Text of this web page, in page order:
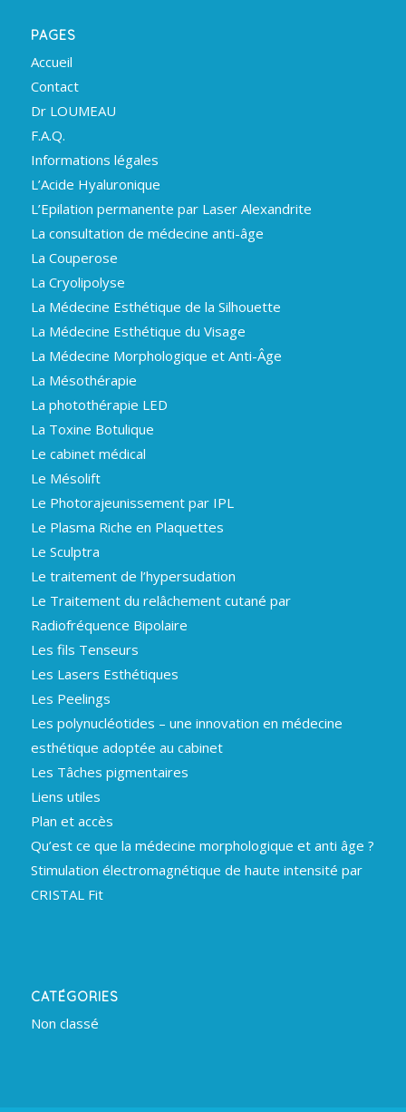
PAGES
Accueil
Contact
Dr LOUMEAU
F.A.Q.
Informations légales
L’Acide Hyaluronique
L’Epilation permanente par Laser Alexandrite
La consultation de médecine anti-âge
La Couperose
La Cryolipolyse
La Médecine Esthétique de la Silhouette
La Médecine Esthétique du Visage
La Médecine Morphologique et Anti-Âge
La Mésothérapie
La photothérapie LED
La Toxine Botulique
Le cabinet médical
Le Mésolift
Le Photorajeunissement par IPL
Le Plasma Riche en Plaquettes
Le Sculptra
Le traitement de l’hypersudation
Le Traitement du relâchement cutané par
Radiofréquence Bipolaire
Les fils Tenseurs
Les Lasers Esthétiques
Les Peelings
Les polynucléotides – une innovation en médecine
esthétique adoptée au cabinet
Les Tâches pigmentaires
Liens utiles
Plan et accès
Qu’est ce que la médecine morphologique et anti âge ?
Stimulation électromagnétique de haute intensité par
CRISTAL Fit
CATÉGORIES
Non classé